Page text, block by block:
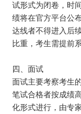
试形式为闭卷，时
绩将在官方平台公
达线者不得进入后
比重，考生需提前
四、面试
面试主要考察考生
笔试合格者按成绩
化形式进行，由专